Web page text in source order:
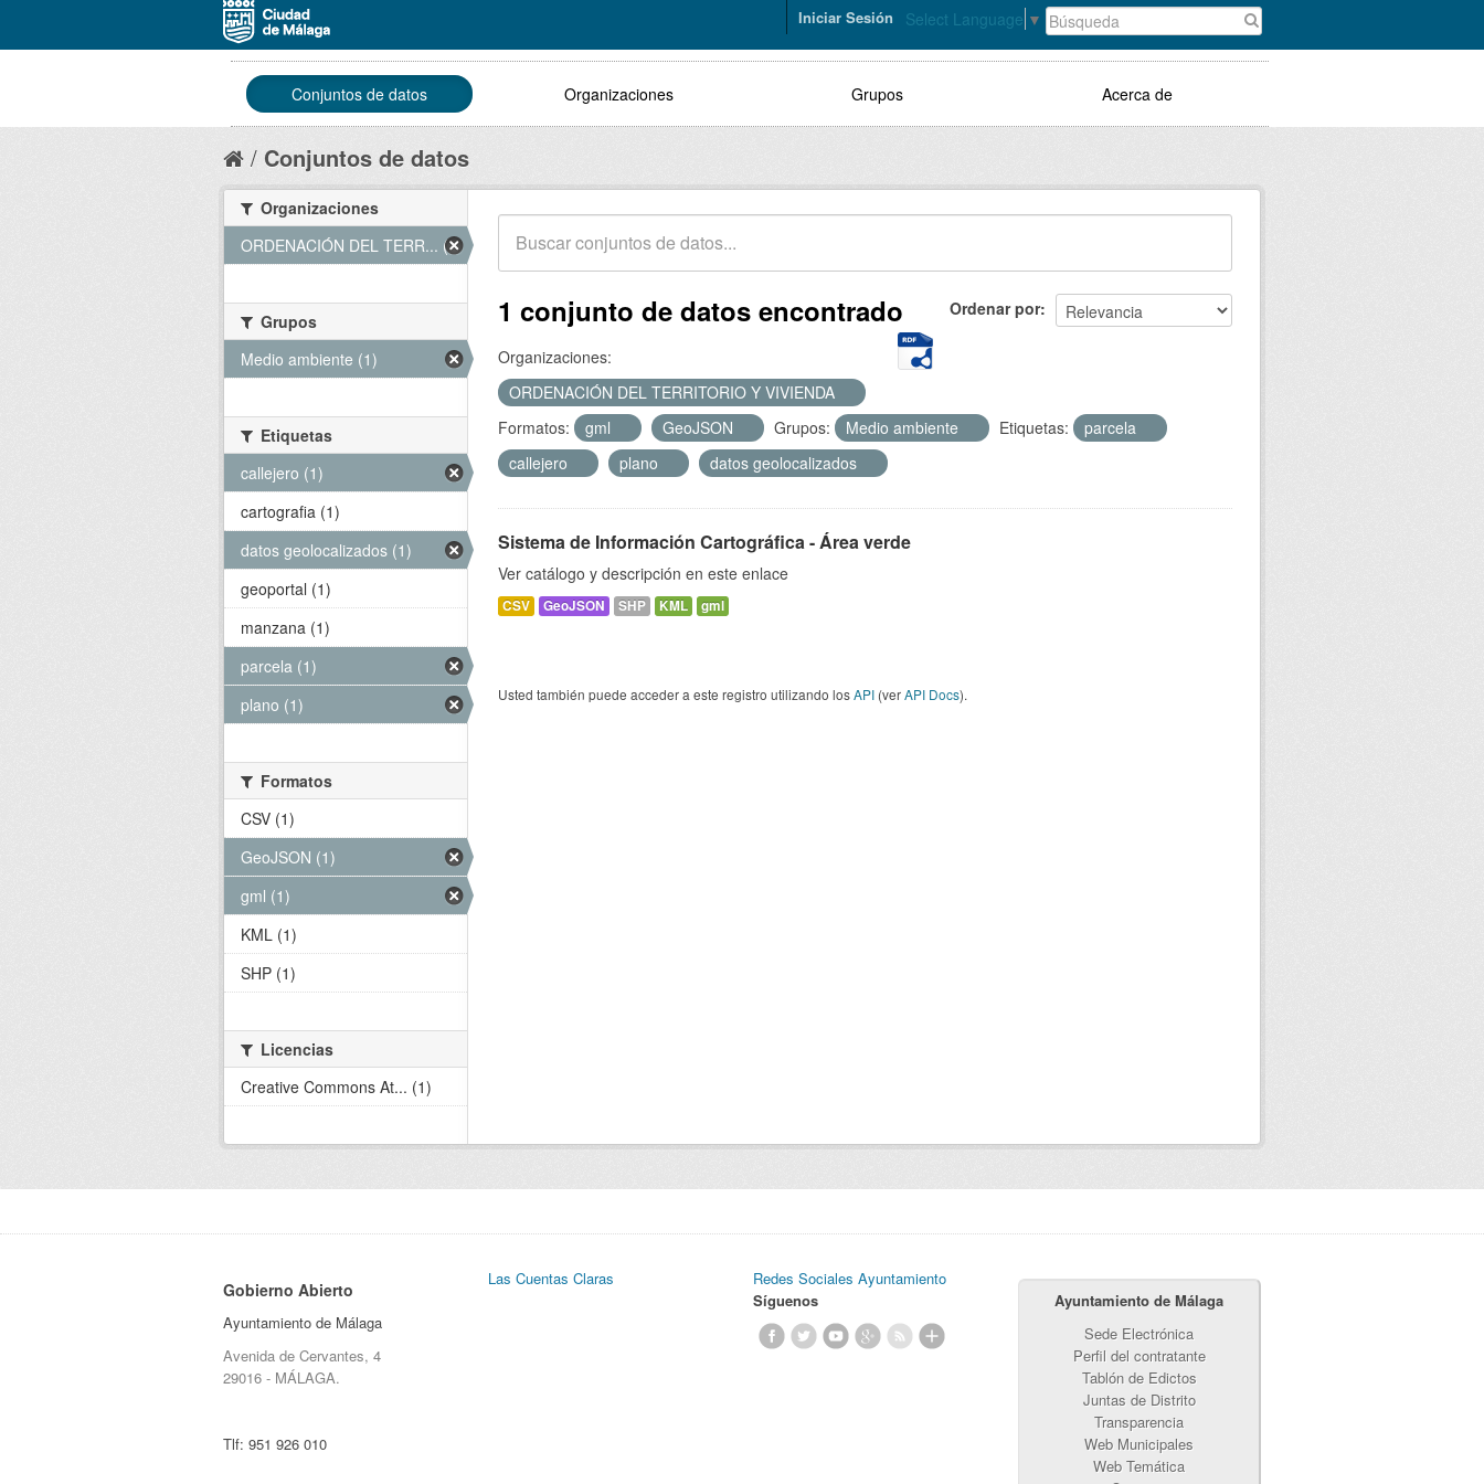
Select Language ▼
Iniciar Sesión
Conjuntos de datos Organizaciones Grupos Acerca de
Conjuntos de datos
Ordenar por
1 conjunto de datos encontrado
Organizaciones:
ORDENACIÓN DEL TERRITORIO Y VIVIENDA
Formatos:
gml GeoJSON Grupos: Medio ambiente Etiquetas:
parcela
callejero
plano datos geolocalizados
Sistema de Información Cartográfica - Área verde
Ver catálogo y descripción en este enlace
CSV GeoJSON SHP KML gml
Usted también puede acceder a este registro utilizando losAPI (verAPI Docs).
Organizaciones
ORDENACIÓN DEL TERR... (1)
Grupos
Medio ambiente (1)
Etiquetas
callejero (1)
cartografia (1)
datos geolocalizados (1)
geoportal (1)
manzana (1)
parcela (1)
plano (1)
Formatos
CSV (1)
GeoJSON (1)
gml (1)
KML (1)
SHP (1)
Licencias
Creative Commons At... (1)
Gobierno Abierto
Ayuntamiento de Málaga
Avenida de Cervantes, 4
29016 - MÁLAGA.
Tlf: 951 926 010
Las Cuentas Claras
Redes Sociales Ayuntamiento
Síguenos
Ayuntamiento de Málaga
Sede Electrónica
Perfil del contratante
Tablón de Edictos
Juntas de Distrito
Transparencia
Web Municipales
Web Temática